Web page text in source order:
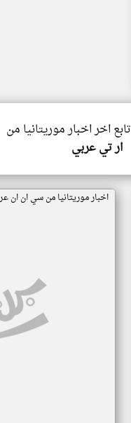
تابع اخر اخبار موريتانيا من
ار تي عربي
اخبار موريتانيا من سي ان ان